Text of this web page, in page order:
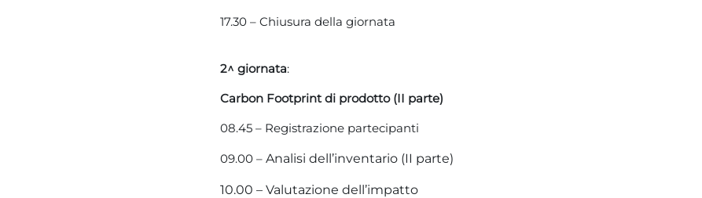
17.30 – Chiusura della giornata
2^ giornata:
Carbon Footprint di prodotto (II parte)
08.45 – Registrazione partecipanti
09.00 – Analisi dell’inventario (II parte)
10.00 – Valutazione dell’impatto